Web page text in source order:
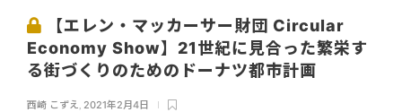
【エレン・マッカーサー財団 Circular
Economy Show】21世紀に見合った繁栄す
る街づくりのためのドーナツ都市計画
西崎 こずえ 2021年2月4日